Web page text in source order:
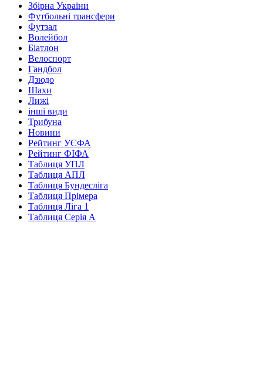
Збірна України
Футбольні трансфери
Футзал
Волейбол
Біатлон
Велоспорт
Гандбол
Дзюдо
Шахи
Лижі
інші види
Трибуна
Новини
Рейтинг УЄФА
Рейтинг ФІФА
Таблиця УПЛ
Таблиця АПЛ
Таблиця Бундесліга
Таблиця Прімера
Таблиця Ліга 1
Таблиця Серія А